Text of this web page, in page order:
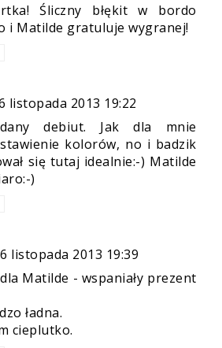
Śliczny błękit w bordo
i Matilde gratuluje wygranej!
listopada 2013 19:22
debiut. Jak dla mnie
kolorów, no i badzik
się tutaj idealnie:-) Matilde
)
listopada 2013 19:39
Matilde - wspaniały prezent
ładna.
cieplutko.